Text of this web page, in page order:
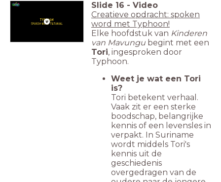
Slide 16 - Video
Creatieve opdracht: spoken
word met Typhoon!
Elke hoofdstuk van Kinderen
van Mavungu begint met een
Tori, ingesproken door
Typhoon.
Weet je wat een Tori
is?
Tori betekent verhaal.
Vaak zit er een sterke
boodschap, belangrijke
kennis of een levensles in
verpakt. In Suriname
wordt middels Tori's
kennis uit de
geschiedenis
overgedragen van de